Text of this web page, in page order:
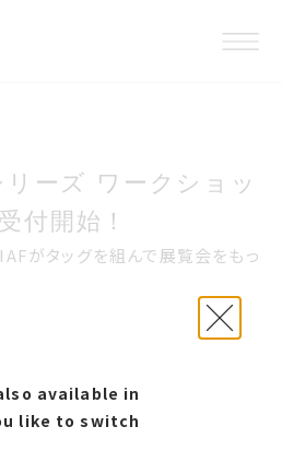
available in
like to switch
シリーズ ワークシ
受付開始
ーズ ワークショッ
付開始！
がタッグを組んで展覧会をもっ
害者とつくる美術鑑賞ワークショ
芸術の森野外美術館でワークショ
ークショップの模様を振り返り、
イベントを開催します（お申し込
イブ配信も予定）。